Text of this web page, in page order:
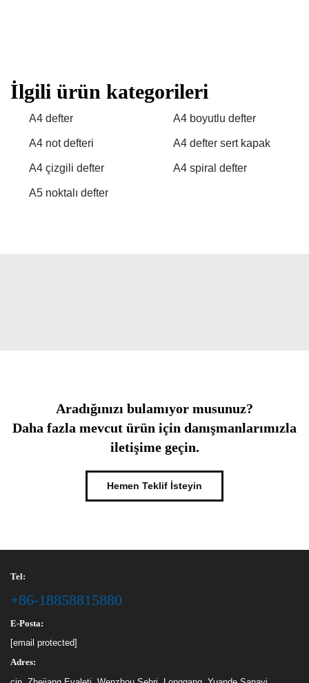
İlgili ürün kategorileri
A4 defter A4 boyutlu defter
A4 not defteri A4 defter sert kapak
A4 çizgili defter A4 spiral defter
A5 noktalı defter
Aradığınızı bulamıyor musunuz?
Daha fazla mevcut ürün için danışmanlarımızla
iletişime geçin.
Hemen Teklif İsteyin
Tel:
+86-18858815880
E-Posta:
[email protected]
Adres: